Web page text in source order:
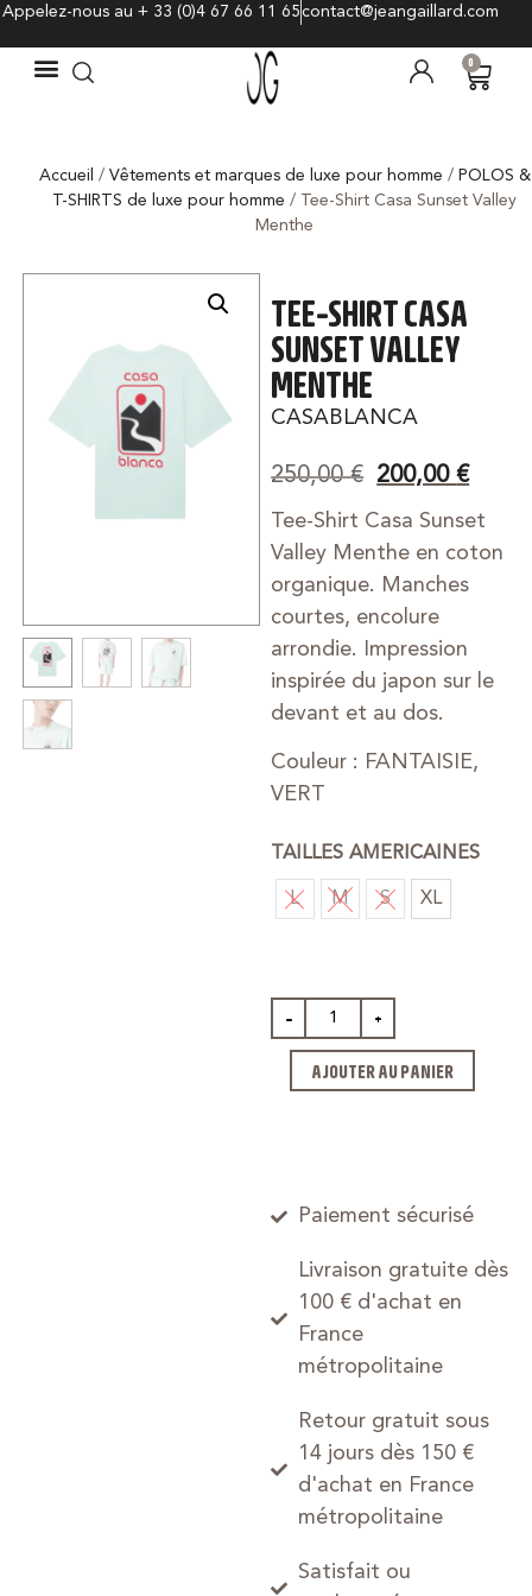
Appelez-nous au + 33 (0)4 67 66 11 65contact@jeangaillard.com
0
Accueil / Vêtements et marques de luxe pour homme / POLOS &
T-SHIRTS de luxe pour homme / Tee-Shirt Casa Sunset Valley
Menthe
TEE-SHIRT CASA
SUNSET VALLEY
MENTHE
CASABLANCA
250,00€ 200,00€
Tee-Shirt Casa Sunset
Valley Menthe en coton
organique. Manches
courtes, encolure
arrondie. Impression
inspirée du japon sur le
devant et au dos.
Couleur : FANTAISIE,
VERT
TAILLES AMERICAINES
L M S XL
- +
AJOUTER AU PANIER
Paiement sécurisé
Livraison gratuite dès
100 € d'achat en
France
métropolitaine
Retour gratuit sous
14 jours dès 150 €
d'achat en France
métropolitaine
Satisfait ou